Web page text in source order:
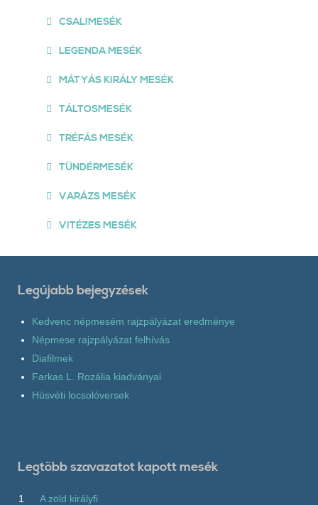
CSALIMESÉK
LEGENDA MESÉK
MÁTYÁS KIRÁLY MESÉK
TÁLTOSMESÉK
TRÉFÁS MESÉK
TÜNDÉRMESÉK
VARÁZS MESÉK
VITÉZES MESÉK
Legújabb bejegyzések
Kedvenc népmesém rajzpályázat eredménye
Népmese rajzpályázat felhívás
Diafilmek
Farkas L. Rozália kiadványai
Húsvéti locsolóversek
Legtöbb szavazatot kapott mesék
1
A zöld királyfi